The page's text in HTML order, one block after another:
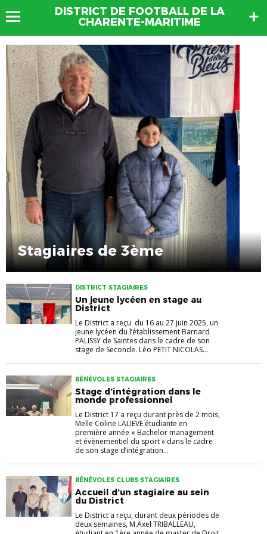
DISTRICT DE FOOTBALL DE LA
CHARENTE-MARITIME
Stagiaires de 3ème
DISTRICT STAGIAIRES
Un jeune lycéen en stage au
District
Le District a reçu du 16 au 27 juin 2025, un
jeune lycéen du l’établissement Barnard
PALISSY de Saintes dans le cadre de son
stage de Seconde. Léo PETIT NICOLAS...
BÉNÉVOLES STAGIAIRES
Stage d’intégration dans le
monde professionnel
Le District 17 a reçu durant près de 2 mois,
Melle Coline LALIEVE étudiante en
première année « Bachelor management
et évènementiel du sport » dans le cadre
de son stage d’intégration...
BÉNÉVOLES CLUBS STAGIAIRES
Accueil d’un stagiaire au sein
du District
Le District a reçu, durant deux périodes de
deux semaines, M.Axel TRIBALLEAU,